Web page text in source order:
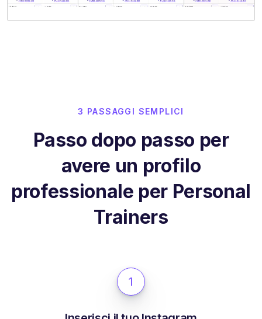
3 PASSAGGI SEMPLICI
Passo dopo passo per
avere un profilo
professionale per Personal
Trainers
1